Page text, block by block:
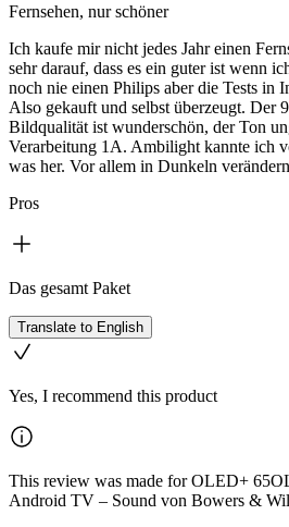
Fernsehen, nur schöner
Ich kaufe mir nicht jedes Jahr einen
sehr darauf, dass es ein guter ist wenn
noch nie einen Philips aber die Tests in
Also gekauft und selbst überzeugt. Der
Bildqualität ist wunderschön, der Ton
Verarbeitung 1A. Ambilight kannte ich
was her. Vor allem in Dunkeln
Pros
Das gesamt Paket
Translate to English
Yes, I recommend this product
This review was made for OLED+
Android TV – Sound von Bowers &